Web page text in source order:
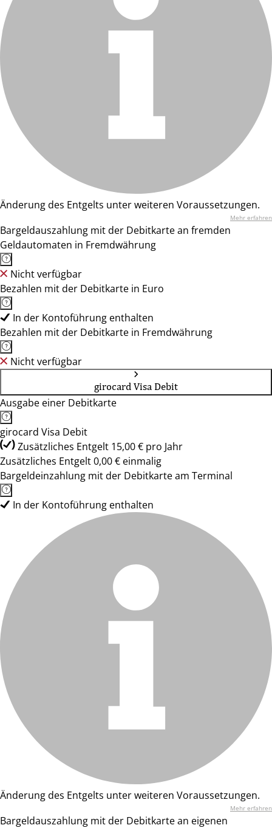
Änderung des Entgelts unter weiteren Voraussetzungen.
Mehr erfahren
Bargeldauszahlung mit der Debitkarte an fremden
Geldautomaten in Fremdwährung
Nicht verfügbar
Bezahlen mit der Debitkarte in Euro
In der Kontoführung enthalten
Bezahlen mit der Debitkarte in Fremdwährung
Nicht verfügbar
girocard Visa Debit
Ausgabe einer Debitkarte
girocard Visa Debit
Zusätzliches Entgelt 15,00 € pro Jahr
Zusätzliches Entgelt 0,00 € einmalig
Bargeldeinzahlung mit der Debitkarte am Terminal
In der Kontoführung enthalten
Änderung des Entgelts unter weiteren Voraussetzungen.
Mehr erfahren
Bargeldauszahlung mit der Debitkarte an eigenen